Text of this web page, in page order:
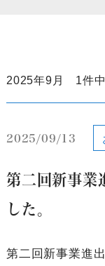
2025年9月 1件
2025/09/13
第二回新事
した。
第二回新事業進